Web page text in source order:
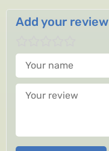
Add your review
Your name
Your review